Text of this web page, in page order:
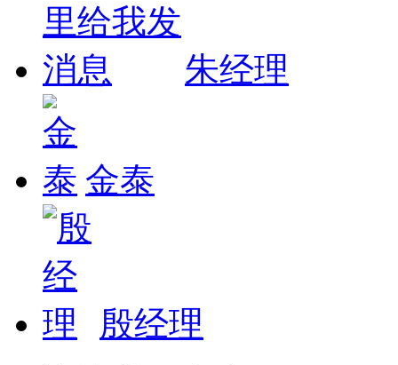
朱经理
金泰
殷经理